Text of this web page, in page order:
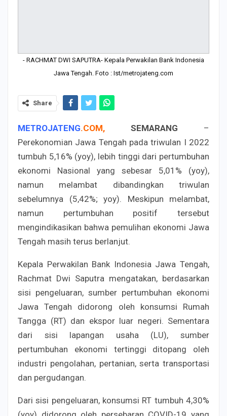
- RACHMAT DWI SAPUTRA- Kepala Perwakilan Bank Indonesia
Jawa Tengah. Foto : Ist/metrojateng.com
Share
METROJATENG.COM, SEMARANG –
Perekonomian Jawa Tengah pada triwulan I 2022
tumbuh 5,16% (yoy), lebih tinggi dari pertumbuhan
ekonomi Nasional yang sebesar 5,01% (yoy),
namun melambat dibandingkan triwulan
sebelumnya (5,42%; yoy). Meskipun melambat,
namun pertumbuhan positif tersebut
mengindikasikan bahwa pemulihan ekonomi Jawa
Tengah masih terus berlanjut.
Kepala Perwakilan Bank Indonesia Jawa Tengah,
Rachmat Dwi Saputra mengatakan, berdasarkan
sisi pengeluaran, sumber pertumbuhan ekonomi
Jawa Tengah didorong oleh konsumsi Rumah
Tangga (RT) dan ekspor luar negeri. Sementara
dari sisi lapangan usaha (LU), sumber
pertumbuhan ekonomi tertinggi ditopang oleh
industri pengolahan, pertanian, serta transportasi
dan pergudangan.
Dari sisi pengeluaran, konsumsi RT tumbuh 4,30%